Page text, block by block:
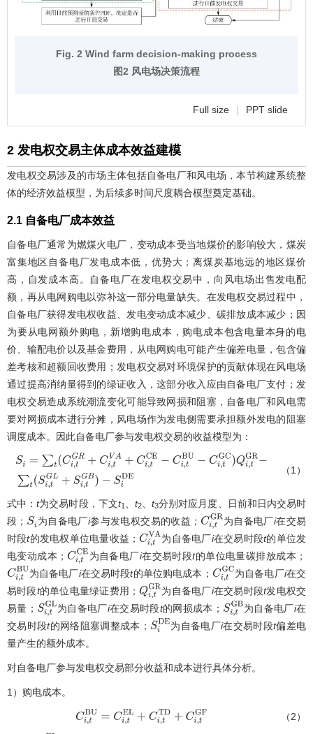
Fig. 2 Wind farm decision-making process
图2 风电场决策流程
Full size | PPT slide
2 发电权交易主体成本效益建模
发电权交易涉及的市场主体包括自备电厂和风电场，本节构建系统整
体的经济效益模型，为后续多时间尺度耦合模型奠定基础。
2.1 自备电厂成本效益
自备电厂通常为燃煤火电厂，变动成本受当地煤价的影响较大，煤炭
富集地区自备电厂发电成本低，优势大；离煤炭基地远的地区煤价
高，自发成本高。自备电厂在发电权交易中，向风电场出售发电配
额，再从电网购电以弥补这一部分电量缺失。在发电权交易过程中，
自备电厂获得发电权收益、发电变动成本减少、碳排放成本减少；因
为要从电网额外购电，新增购电成本，购电成本包含电量本身的电
价、输配电价以及基金费用，从电网购电可能产生偏差电量，包含偏
差考核和超额回收费用；发电权交易对环境保护的贡献体现在风电场
通过提高消纳量得到的绿证收入，这部分收入应由自备电厂支付；发
电权交易造成系统潮流变化可能导致网损和阻塞，自备电厂和风电需
要对网损成本进行分摊，风电场作为发电侧需要承担额外发电的阻塞
调度成本。因此自备电厂参与发电权交易的收益模型为：
Si= ∑t (Ci,t +Ci,tV Ci,tCE +Si
（1）
式中：t为交易时段，下文t1 t2、t3分别对应月度、日前和日内交易时
段； Si 为自备电厂i参与发电权交易的收益； Ci,tG R
为自备电厂i在交易
时段t的发电权单位电量收益；Ci,tV A
为自备电厂i在交易时段t的单位发
电变动成本；Ci,tC E
为自备电厂i在交易时段t的单位电量碳排放成本；
Ci,tB U
为自备电厂i在交易时段t的单位购电成本； Ci,tG C
为自备电厂i在交
易时段t的单位电量绿证费用；Qi,tGR
为自备电厂i在交易时段t发电权交
易量； Si,tGL
为自备电厂i在交易时段t的网损成本； Si,tG B
为自备电厂i在
交易时段t的网络阻塞调整成本； SiD E为自备电厂i在交易时段t偏差电
量产生的额外成本。
对自备电厂参与发电权交易部分收益和成本进行具体分析。
1）购电成本。
Ci,tB U=Ci,tE +C i,tTD +Ci ,tGF （2）